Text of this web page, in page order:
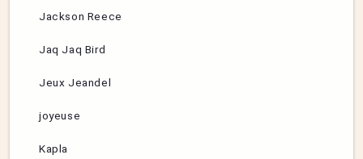
Jackson Reece
Jaq Jaq Bird
Jeux Jeandel
joyeuse
Kapla